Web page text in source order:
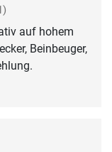
auf hohem
Beinbeuger,